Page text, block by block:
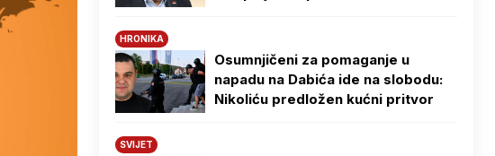
HRONIKA
Osumnjičeni za pomaganje u
napadu na Dabića ide na slobodu:
Nikoliću predložen kućni pritvor
SVIJET